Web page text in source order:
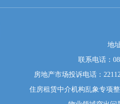
地
联系电话：
房地产市场投诉电话：
住房租赁中介机构乱象专项